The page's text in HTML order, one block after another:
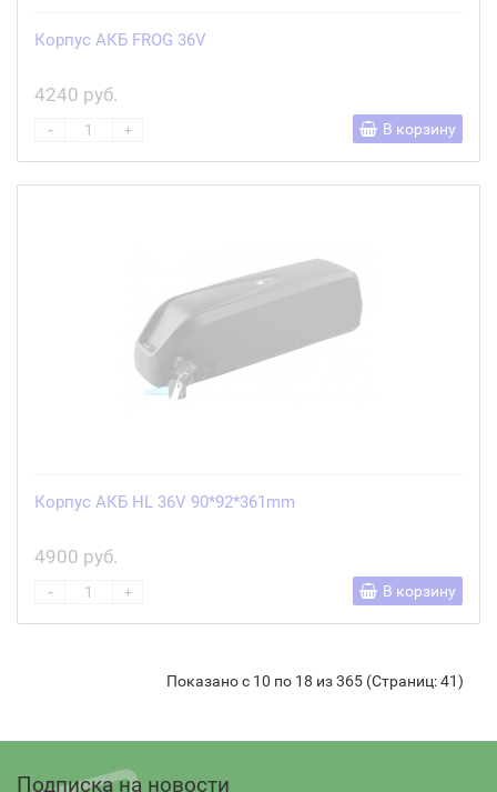
Корпус АКБ FROG 36V
4240 руб.
+
- В корзину
Корпус АКБ HL 36V 90*92*361mm
4900 руб.
+
- В корзину
Показано с 10 по 18 из 365 (Страниц: 41)
Подписка на новости